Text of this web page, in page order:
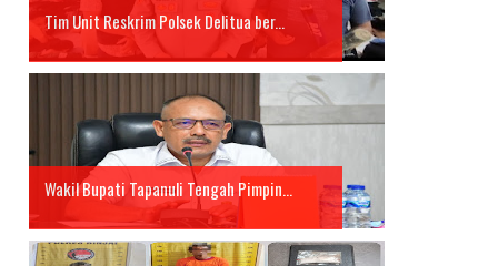
Tim Unit Reskrim Polsek Delitua ber...
Wakil Bupati Tapanuli Tengah Pimpin...